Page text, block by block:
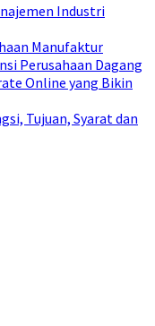
Industri
Manufaktur
Perusahaan Dagang
Online yang Bikin
Tujuan, Syarat dan